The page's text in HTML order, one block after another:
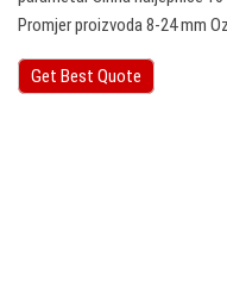
Promjer proizvoda 8-24 mm
Get Best Quote